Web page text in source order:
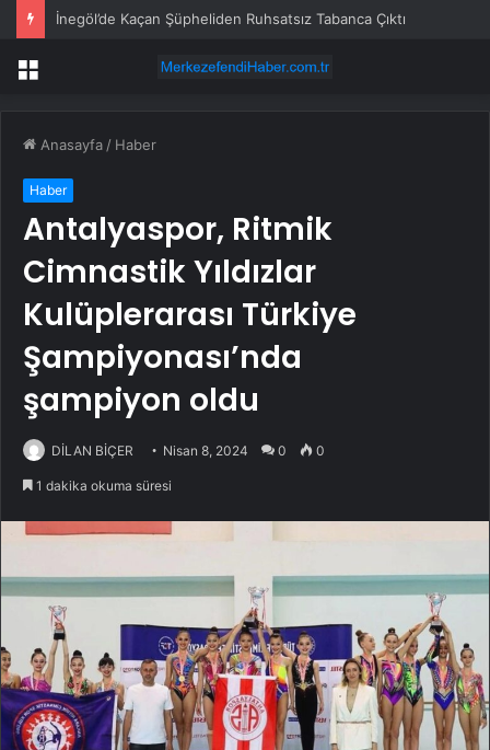
İnegöl’de Kaçan Şüpheliden Ruhsatsız Tabanca Çıktı
Menü
Anasayfa / Haber
Haber
Antalyaspor, Ritmik
Cimnastik Yıldızlar
Kulüplerarası Türkiye
Şampiyonası’nda
şampiyon oldu
DİLAN BİÇER Nisan 8, 2024 0 0
1 dakika okuma süresi